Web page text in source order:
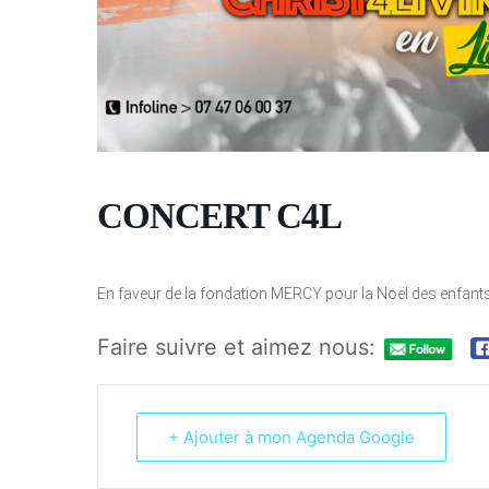
CONCERT C4L
En faveur de la fondation MERCY pour la Noël des
Faire suivre et aimez nous:
+ Ajouter à mon Agenda Google